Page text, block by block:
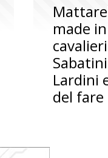
made
Lardini
del